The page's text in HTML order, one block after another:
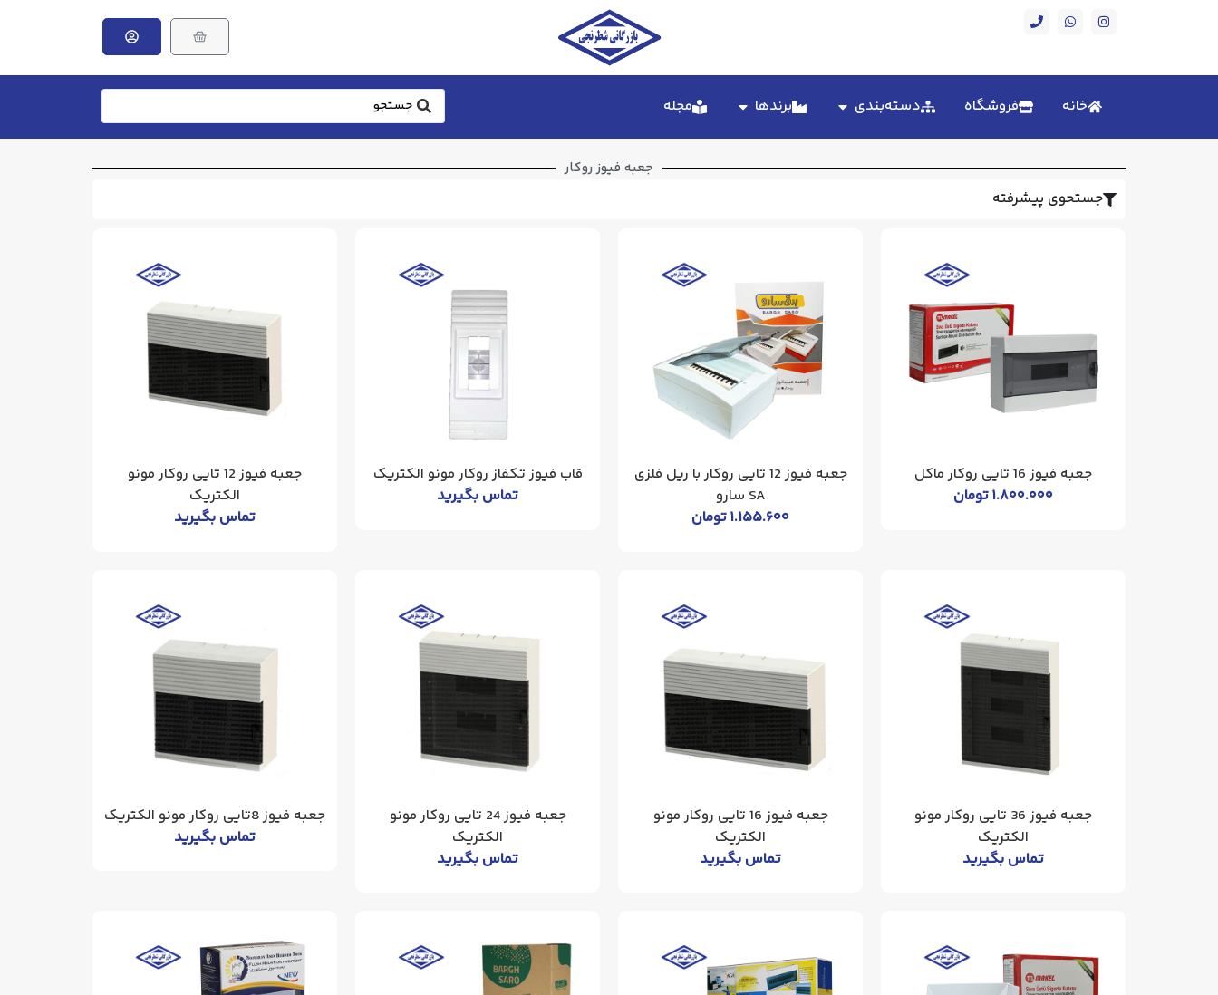
خانه فروشگاه دسته‌بندی برندها مجله
جعبه فیوز روکار
جستحوی پیشرفته
جعبه فیوز 16 تایی روکار ماکل
۱.۸۰۰.۰۰۰تومان
جعبه فیوز 12 تایی روکار با ریل فلزی
SA سارو
۱.۱۵۵.۶۰۰تومان
قاب فیوز تکفاز روکار مونو الکتریک
تماس بگیرید
جعبه فیوز 12 تایی روکار مونو
الکتریک
تماس بگیرید
جعبه فیوز 36 تایی روکار مونو
الکتریک
تماس بگیرید
جعبه فیوز 16 تایی روکار مونو
الکتریک
تماس بگیرید
جعبه فیوز 24 تایی روکار مونو
الکتریک
تماس بگیرید
جعبه فیوز 8تایی روکار مونو الکتریک
تماس بگیرید